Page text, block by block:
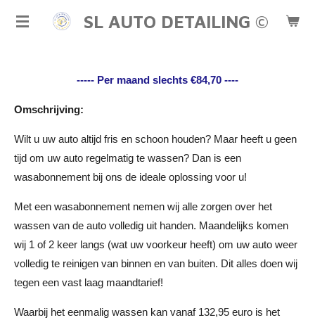
Ga
SL AUTO DETAILING ©
----- Per maand slechts €84,70 ----
Omschrijving:
Wilt u uw auto altijd fris en schoon houden? Maar heeft u geen
tijd om uw auto regelmatig te wassen? Dan is een
wasabonnement bij ons de ideale oplossing voor u!
Met een wasabonnement nemen wij alle zorgen over het
wassen van de auto volledig uit handen. Maandelijks komen
wij 1 of 2 keer langs (wat uw voorkeur heeft) om uw auto weer
volledig te reinigen van binnen en van buiten. Dit alles doen wij
tegen een vast laag maandtarief!
Waarbij het eenmalig wassen kan vanaf 132,95 euro is het